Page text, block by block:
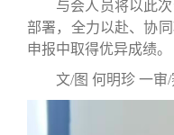
与会人员将以此
部署，全力以赴、协
申报中取得优异成绩。
文/图 何明珍 一审